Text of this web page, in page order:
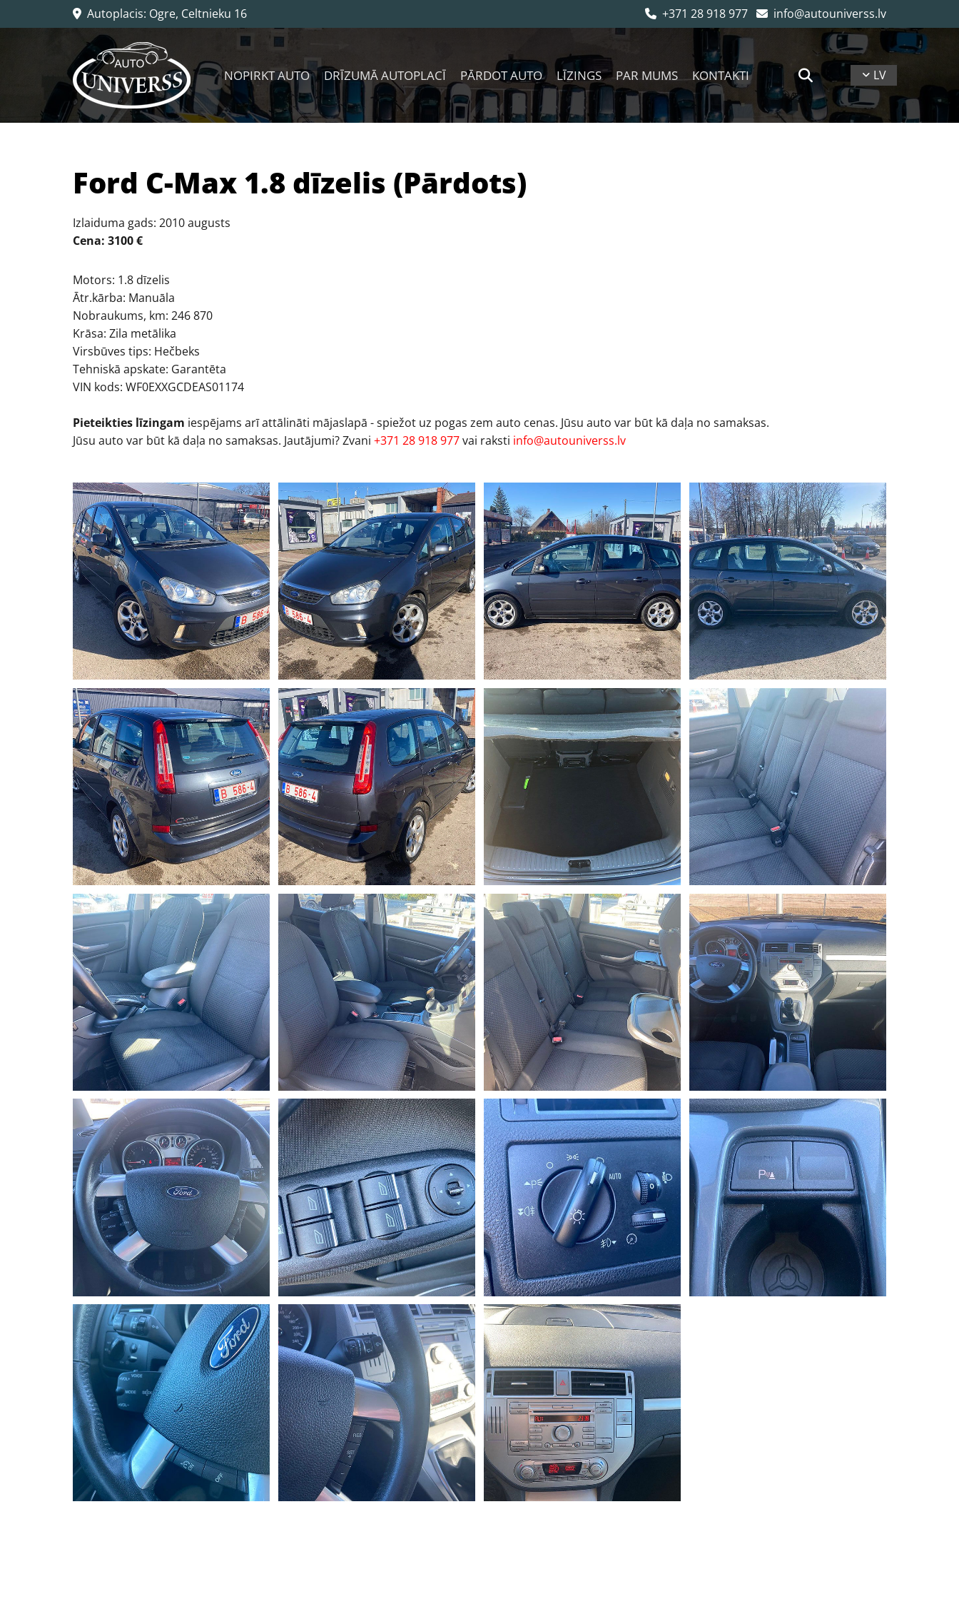
 Autoplacis: Ogre, Celtnieku 16  +371 28 918 977  info@autouniverss.lv
NOPIRKT AUTO DRĪZUMĀ AUTOPLACĪ PĀRDOT AUTO LĪZINGS PAR MUMS KONTAKTI LV
Ford C-Max 1.8 dīzelis (Pārdots)
Izlaiduma gads: 2010 augusts
Cena: 3100 €
Motors: 1.8 dīzelis
Ātr.kārba: Manuāla
Nobraukums, km: 246 870
Krāsa: Zila metālika
Virsbūves tips: Hečbeks
Tehniskā apskate: Garantēta
VIN kods: WF0EXXGCDEAS01174
Pieteikties līzingam iespējams arī attālināti mājaslapā - spiežot uz pogas zem auto cenas. Jūsu auto var būt kā daļa no samaksas.
Jūsu auto var būt kā daļa no samaksas. Jautājumi? Zvani +371 28 918 977vai raksti info@autouniverss.lv